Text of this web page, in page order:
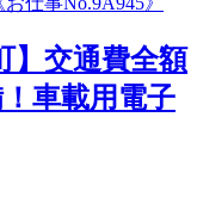
】交通費全額
車載用電子